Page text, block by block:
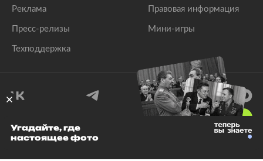
Реклама
Пресс-релизы
Техподдержка
Правовая информация
Мини-игры
© 1999–2026 Все права защищены.
Угадайте, где
настоящее фото